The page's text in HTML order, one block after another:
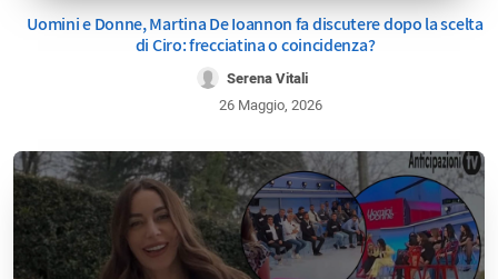
Uomini e Donne, Martina De Ioannon fa discutere dopo la scelta
di Ciro: frecciatina o coincidenza?
Serena Vitali
26 Maggio, 2026